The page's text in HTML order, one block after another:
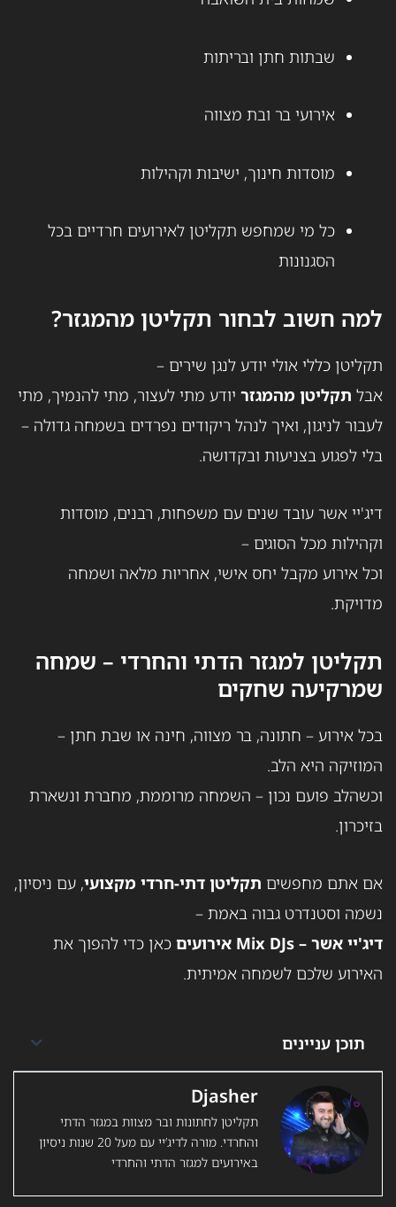
שבתות חתן ובריתות
אירועי בר ובת מצווה
מוסדות חינוך, ישיבות וקהילות
כל מי שמחפש תקליטן לאירועים חרדיים בכל
הסגנונות
למה חשוב לבחור תקליטן מהמגזר?
תקליטן כללי אולי יודע לנגן שירים –
אבל תקליטן מהמגזר יודע מתי לעצור, מתי להנמיך, מתי
לעבור לניגון, ואיך לנהל ריקודים נפרדים בשמחה גדולה –
בלי לפגוע בצניעות ובקדושה.
דיג'יי אשר עובד שנים עם משפחות, רבנים, מוסדות
וקהילות מכל הסוגים –
וכל אירוע מקבל יחס אישי, אחריות מלאה ושמחה
מדויקת.
תקליטן למגזר הדתי והחרדי – שמחה
שמרקיעה שחקים
בכל אירוע – חתונה, בר מצווה, חינה או שבת חתן –
המוזיקה היא הלב.
וכשהלב פועם נכון – השמחה מרוממת, מחברת ונשארת
בזיכרון.
אם אתם מחפשים תקליטן דתי-חרדי מקצועי, עם ניסיון,
נשמה וסטנדרט גבוה באמת –
דיג'יי אשר – Mix DJs אירועים
כאן כדי להפוך את
האירוע שלכם לשמחה אמיתית.
תוכן עניינים
Djasher
תקליטן לחתונות ובר מצוות במגזר הדתי
והחרדי. מורה לדיג’יי עם מעל 20 שנות ניסיון
באירועים למגזר הדתי והחרדי